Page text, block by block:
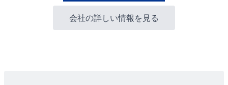
会社の詳しい情報を見る